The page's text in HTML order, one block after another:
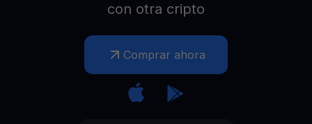
con otra cripto
Comprar ahora